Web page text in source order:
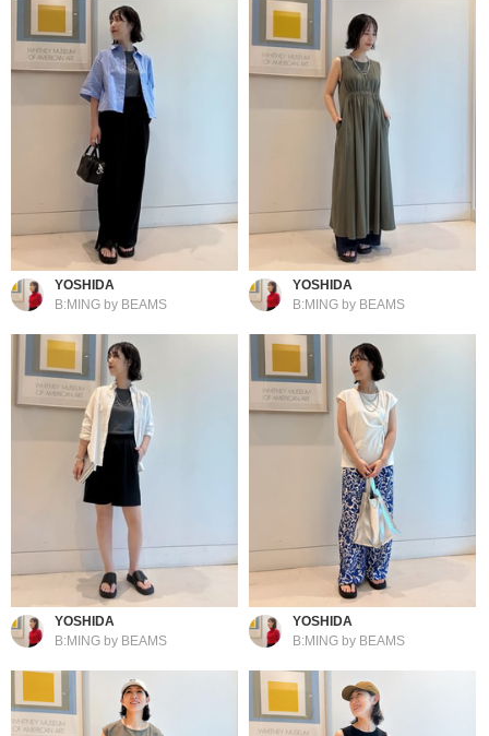
YOSHIDA
B:MING by BEAMS
YOSHIDA
B:MING by BEAMS
YOSHIDA
B:MING by BEAMS
YOSHIDA
B:MING by BEAMS